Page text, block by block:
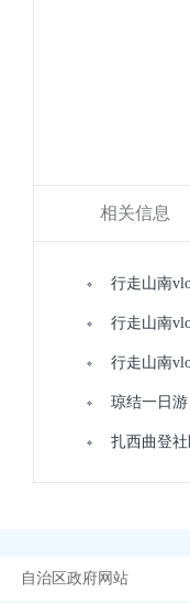
相关信息
行走山南
行走山南
行走山南
琼结一日游
扎西曲登社
自治区政府网站